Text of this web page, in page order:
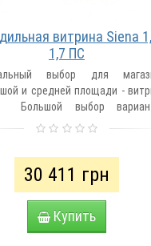
витрина Siena
1,7 ПС
выбор для
и средней площади -
Большой выбор
30 411 грн
Купить